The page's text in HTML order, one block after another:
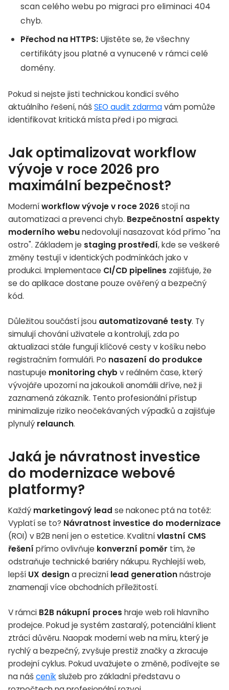
scan celého webu po migraci pro eliminaci 404
chyb.
Přechod na HTTPS: Ujistěte se, že všechny
certifikáty jsou platné a vynucené v rámci celé
domény.
Pokud si nejste jisti technickou kondicí svého
aktuálního řešení, nášSEO audit zdarmavám pomůže
identifikovat kritická místa před i po migraci.
Jak optimalizovat workflow
vývoje v roce 2026 pro
maximální bezpečnost?
Moderníworkflow vývoje v roce 2026 stojí na
automatizaci a prevenci chyb. Bezpečnostní aspekty
moderního webunedovolují nasazovat kód přímo "na
ostro". Základem je staging prostředí, kde se veškeré
změny testují v identických podmínkách jako v
produkci. Implementace CI/CD pipelines zajišťuje, že
se do aplikace dostane pouze ověřený a bezpečný
kód.
Důležitou součástí jsou automatizované testy. Ty
simulují chování uživatele a kontrolují, zda po
aktualizaci stále fungují klíčové cesty v košíku nebo
registračním formuláři. Po nasazení do produkce
nastupuje monitoring chyb v reálném čase, který
vývojáře upozorní na jakoukoli anomálii dříve, než ji
zaznamená zákazník. Tento profesionální přístup
minimalizuje riziko neočekávaných výpadků a zajišťuje
plynulý relaunch.
Jaká je návratnost investice
do modernizace webové
platformy?
Každý marketingový lead se nakonec ptá na totéž:
Vyplatí se to? Návratnost investice do modernizace
(ROI) v B2B není jen o estetice. Kvalitnívlastní CMS
řešení přímo ovlivňuje konverzní poměr tím, že
odstraňuje technické bariéry nákupu. Rychlejší web,
lepší UX designa precizní lead generationnástroje
znamenají více obchodních příležitostí.
V rámci B2B nákupní proces hraje web roli hlavního
prodejce. Pokud je systém zastaralý, potenciální klient
ztrácí důvěru. Naopak moderní web na míru, který je
rychlý a bezpečný, zvyšuje prestiž značky a zkracuje
prodejní cyklus. Pokud uvažujete o změně, podívejte se
na nášceník služeb pro základní představu o